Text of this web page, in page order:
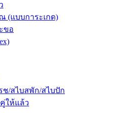
(แบบการะเกด)
ขอ
ช/สไบสพัก/สไบปัก
ให้แล้ว